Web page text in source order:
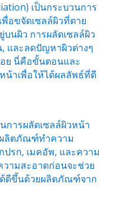
เป็นกระบวนการ
อขจัดเซลล์ผิวที่ตาย
นผิว การผลัดเซลล์ผิว
, และลดปัญหาผิวต่างๆ
อย นี่คือขั้นตอนและ
น้าเพื่อให้ได้ผลลัพธ์ที่ดี
การผลัดเซลล์ผิวหน้า
ลิตภัณฑ์ทำความ
ปรก, เมคอัพ, และความ
ามสะอาดก่อนจะช่วย
ด้ดีขึ้นด้วยผลิตภัณฑ์จาก